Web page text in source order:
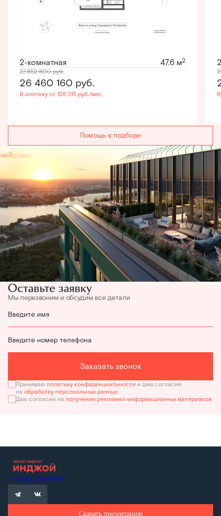
2-комнатная 47.6 м2
27 852 800руб.
26 460 160 руб.
В ипотеку от 128 315 руб./мес.
Помощь в подборе
Оставьте заявку
Мы перезвоним и обсудим все детали
Введите имя
Введите номер телефона
Заказать звонок
Принимаю политику конфиденциальности и даю согласие
на обработку персональных данных
Даю согласие на получение рекламно-информационных материалов
+7 (495) 138-99-99
Скачать презентацию